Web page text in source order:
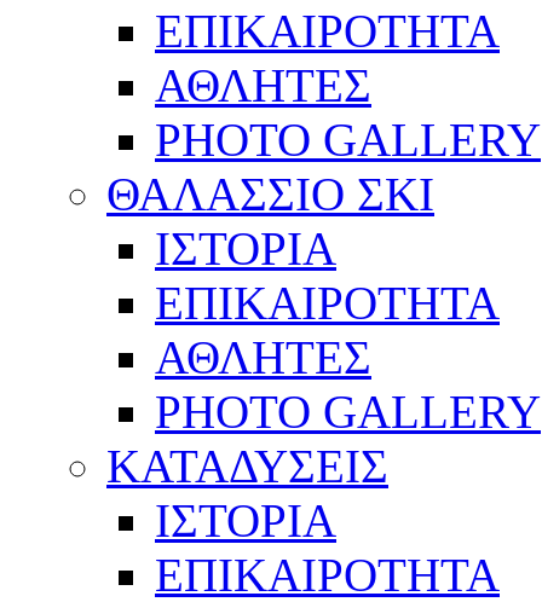
ΕΠΙΚΑΙΡΟΤΗΤΑ
ΑΘΛΗΤΕΣ
PHOTO GALLERY
ΘΑΛΑΣΣΙΟ ΣΚΙ
ΙΣΤΟΡΙΑ
ΕΠΙΚΑΙΡΟΤΗΤΑ
ΑΘΛΗΤΕΣ
PHOTO GALLERY
ΚΑΤΑΔΥΣΕΙΣ
ΙΣΤΟΡΙΑ
ΕΠΙΚΑΙΡΟΤΗΤΑ